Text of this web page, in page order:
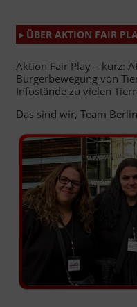
▸ ÜBER AKTION FAIR
Aktion Fair Play – kurz:
Bürgerbewegung von
Infostände zu vielen
Das sind wir, Team Berlin